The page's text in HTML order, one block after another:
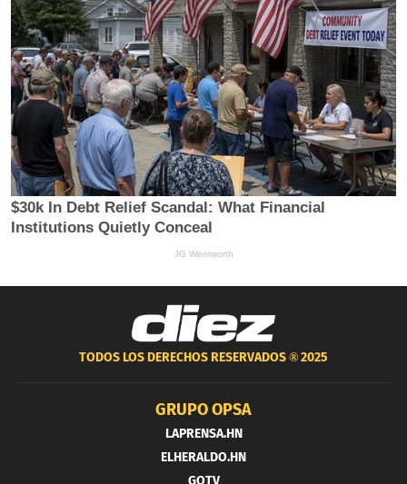
TODOS LOS DERECHOS RESERVADOS ®2025
GRUPO OPSA
LAPRENSA.HN
ELHERALDO.HN